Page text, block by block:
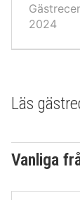
2024
Läs
Vanliga